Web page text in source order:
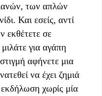
των απλών
Και εσείς, αντί
εκθέτετε σε
για αγάπη
αφήνετε μια
να έχει ζημιά
χωρίς μία